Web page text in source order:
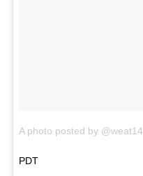
A photo posted by @weat14
PDT